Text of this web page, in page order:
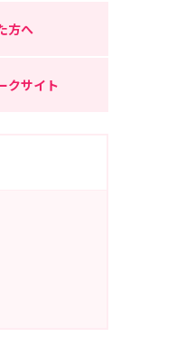
方へ
クサイト